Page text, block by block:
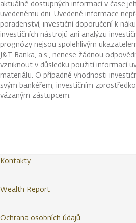
aktuálně dostupných informací v čase
uvedenému dni. Uvedené informace
poradenství, investiční doporučení k
investičních nástrojů ani analýzu
prognózy nejsou spolehlivým
J&T Banka, a.s., nenese žádnou
vzniknout v důsledku použití informací
materiálu. O případné vhodnosti
svým bankéřem, investičním
vázaným zástupcem.
Kontakty
Wealth Report
Ochrana osobních údajů